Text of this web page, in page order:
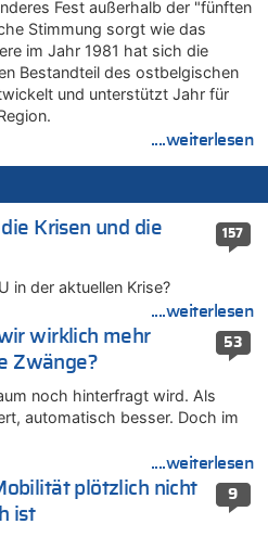
zu
NRW so niedrig wie noch nie
Direkt zu
Tore-Marke für die Red Flames
Sommer ist jetzt amtlich
so niedrig wie noch nie
zu
so niedrig wie noch nie
zu
Sommer ist jetzt amtlich
zu
Mekka des Pferdesports –
starke Springreiter
zu
NRW so niedrig wie noch nie
Fest außerhalb der "fünften
Stimmung sorgt wie das
im Jahr 1981 hat sich die
Bestandteil des ostbelgischen
und unterstützt Jahr für
....weiterlesen
157
die Krisen und die
in der aktuellen Krise?
....weiterlesen
53
wirklich mehr
Zwänge?
noch hinterfragt wird. Als
automatisch besser. Doch im
....weiterlesen
9
plötzlich nicht
ist